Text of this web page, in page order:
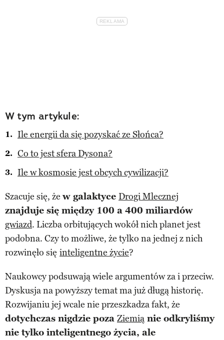
W tym artykule:
Ile energii da się pozyskać ze Słońca?
Co to jest sfera Dysona?
Ile w kosmosie jest obcych cywilizacji?
Szacuje się, że w galaktyce Drogi Mlecznej
znajduje się między 100 a 400 miliardów
gwiazd. Liczba orbitujących wokół nich planet jest
podobna. Czy to możliwe, że tylko na jednej z nich
rozwinęło się inteligentne życie?
Naukowcy podsuwają wiele argumentów za i przeciw.
Dyskusja na powyższy temat ma już długą historię.
Rozwijaniu jej wcale nie przeszkadza fakt, że
dotychczas nigdzie poza Ziemią nie odkryliśmy
nie tylko inteligentnego życia, ale